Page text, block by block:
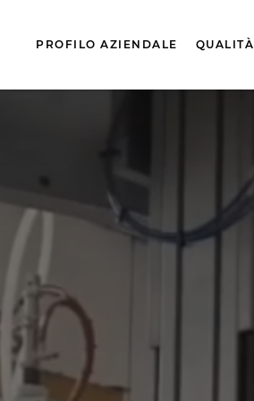
PROFILO AZIENDALE QUALITÀ